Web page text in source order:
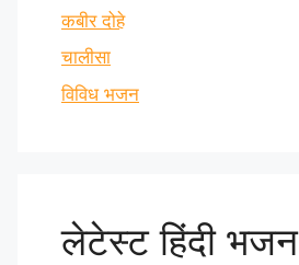
कबीर दोहे
चालीसा
विविध भजन
लेटेस्ट हिंदी भजन